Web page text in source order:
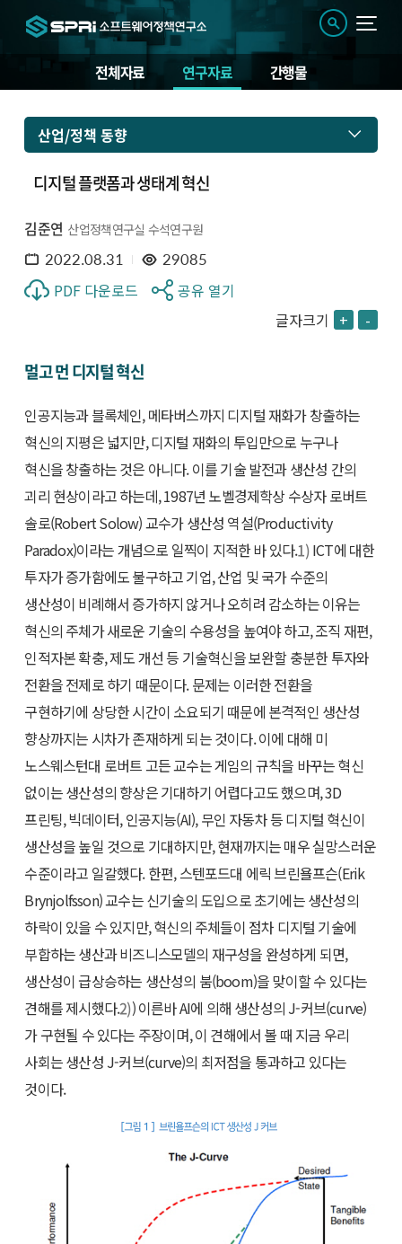
전체자료 연구자료 간행물
산업/정책 동향
디지털 플랫폼과 생태계 혁신
김준연 산업정책연구실 수석연구원
2022.08.31 29085
PDF 다운로드
공유 열기
글자크기 + -
멀고 먼 디지털 혁신
인공지능과 블록체인, 메타버스까지 디지털 재화가 창출하는
혁신의 지평은 넓지만, 디지털 재화의 투입만으로 누구나
혁신을 창출하는 것은 아니다. 이를 기술 발전과 생산성 간의
괴리 현상이라고 하는데, 1987년 노벨경제학상 수상자 로버트
솔로(Robert Solow) 교수가 생산성 역설(Productivity
Paradox)이라는 개념으로 일찍이 지적한 바 있다.1)ICT에 대한
투자가 증가함에도 불구하고 기업, 산업 및 국가 수준의
생산성이 비례해서 증가하지 않거나 오히려 감소하는 이유는
혁신의 주체가 새로운 기술의 수용성을 높여야 하고, 조직 재편,
인적자본 확충, 제도 개선 등 기술혁신을 보완할 충분한 투자와
전환을 전제로 하기 때문이다. 문제는 이러한 전환을
구현하기에 상당한 시간이 소요되기 때문에 본격적인 생산성
향상까지는 시차가 존재하게 되는 것이다. 이에 대해 미
노스웨스턴대 로버트 고든 교수는 게임의 규칙을 바꾸는 혁신
없이는 생산성의 향상은 기대하기 어렵다고도 했으며, 3D
프린팅, 빅데이터, 인공지능(AI), 무인 자동차 등 디지털 혁신이
생산성을 높일 것으로 기대하지만, 현재까지는 매우 실망스러운
수준이라고 일갈했다. 한편, 스텐포드대 에릭 브린욜프슨(Erik
Brynjolfsson) 교수는 신기술의 도입으로 초기에는 생산성의
하락이 있을 수 있지만, 혁신의 주체들이 점차 디지털 기술에
부합하는 생산과 비즈니스모델의 재구성을 완성하게 되면,
생산성이 급상승하는 생산성의 붐(boom)을 맞이할 수 있다는
견해를 제시했다.2)) 이른바 AI에 의해 생산성의 J-커브(curve)
가 구현될 수 있다는 주장이며, 이 견해에서 볼 때 지금 우리
사회는 생산성 J-커브(curve)의 최저점을 통과하고 있다는
것이다.